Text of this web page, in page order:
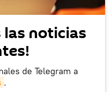
las noticias
de Telegram a
.